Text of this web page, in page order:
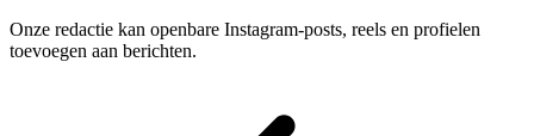
Onze redactie kan openbare Instagram-posts, reels en profielen
toevoegen aan berichten.